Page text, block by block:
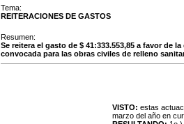
Tema:
REITERACIONES DE GASTOS
Resumen:
Se reitera el gasto de $ 41:333.553,85 a favor de
convocada para las obras civiles de relleno
VISTO: estas
marzo del año en